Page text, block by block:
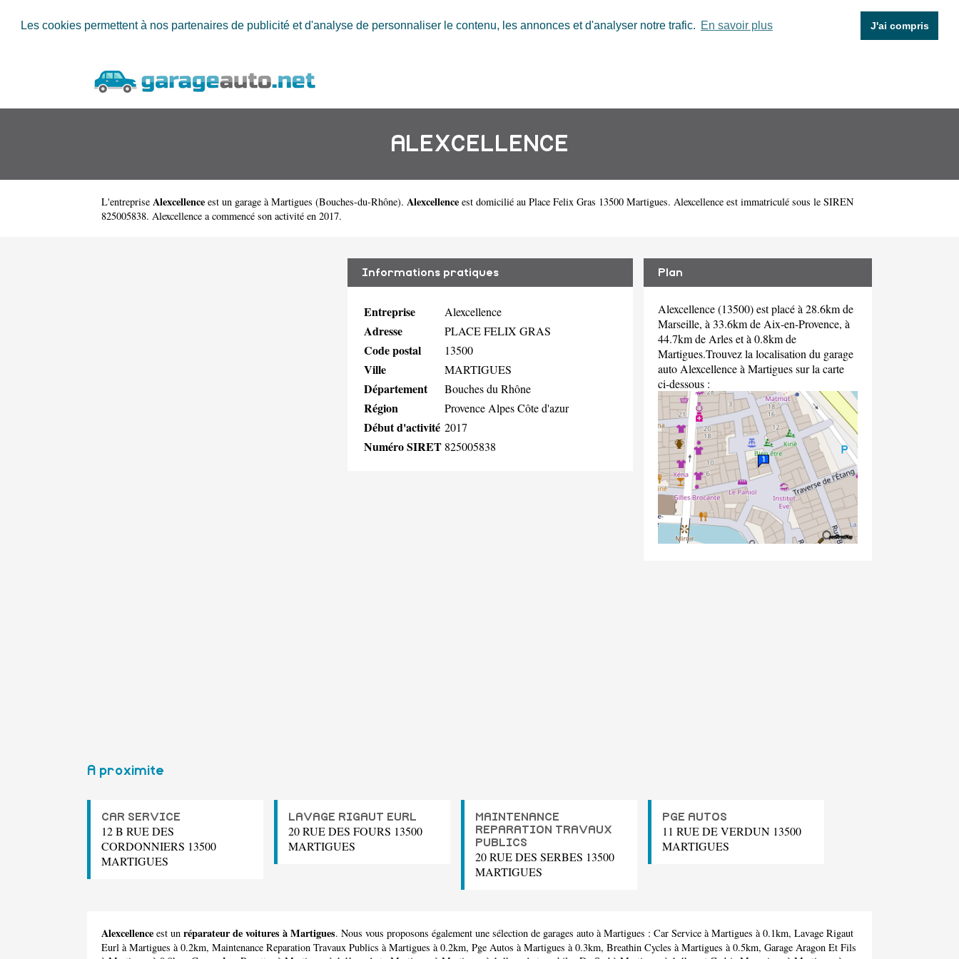
Les cookies permettent à nos partenaires de publicité et d'analyse de personnaliser le contenu, les annonces et d'analyser notre trafic. En savoir plus J'ai compris
ALEXCELLENCE
L'entreprise Alexcellence est un garage à Martigues (Bouches-du-Rhône). Alexcellence est domicilié au Place Felix Gras 13500 Martigues. Alexcellence est immatriculé sous le SIREN
825005838. Alexcellence a commencé son activité en 2017.
Informations pratiques
Entreprise Alexcellence
Adresse PLACE FELIX GRAS
Code postal 13500
Ville MARTIGUES
Département Bouches du Rhône
Région Provence Alpes Côte d'azur
Début d'activité 2017
Numéro SIRET 825005838
Plan
Alexcellence (13500) est placé à 28.6km de
Marseille, à 33.6km de Aix-en-Provence, à
44.7km de Arles et à 0.8km de
Martigues.Trouvez la localisation du garage
auto Alexcellence à Martigues sur la carte
ci-dessous :
A proximite
CAR SERVICE
12 B RUE DES
CORDONNIERS 13500
MARTIGUES
LAVAGE RIGAUT EURL
20 RUE DES FOURS 13500
MARTIGUES
MAINTENANCE
REPARATION TRAVAUX
PUBLICS
20 RUE DES SERBES 13500
MARTIGUES
PGE AUTOS
11 RUE DE VERDUN 13500
MARTIGUES
Alexcellence est un réparateur de voitures à Martigues. Nous vous proposons également une sélection de garages auto à Martigues : Car Service à Martigues à 0.1km, Lavage Rigaut
Eurl à Martigues à 0.2km, Maintenance Reparation Travaux Publics à Martigues à 0.2km, Pge Autos à Martigues à 0.3km, Breathin Cycles à Martigues à 0.5km, Garage Aragon Et Fils